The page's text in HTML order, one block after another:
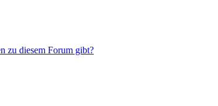
zu diesem Forum gibt?